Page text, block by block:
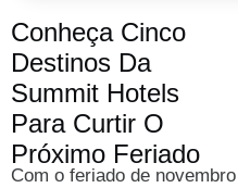
Conheça Cinco
Destinos Da
Summit Hotels
Para Curtir O
Próximo Feriado
Com o feriado de novembro